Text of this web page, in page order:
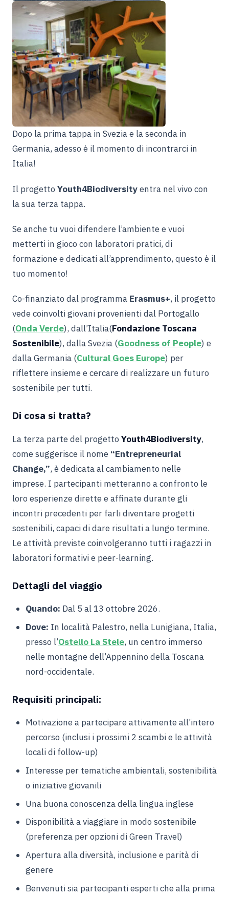
Dopo la prima tappa in Svezia e la seconda in
Germania, adesso è il momento di incontrarci in
Italia!
Il progettoYouth4Biodiversityentra nel vivo con
la sua terza tappa.
Se anche tu vuoi difendere l’ambiente e vuoi
metterti in gioco con laboratori pratici, di
formazione e dedicati all’apprendimento, questo è il
tuo momento!
Co-finanziato dal programma Erasmus+, il progetto
vede coinvolti giovani provenienti dal Portogallo
(Onda Verde), dall’Italia(Fondazione Toscana
Sostenibile), dalla Svezia (Goodness of People) e
dalla Germania (Cultural Goes Europe) per
riflettere insieme e cercare di realizzare un futuro
sostenibile per tutti.
Di cosa si tratta?
La terza parte del progettoYouth4Biodiversity,
come suggerisce il nome “Entrepreneurial
Change,”, è dedicata al cambiamento nelle
imprese. I partecipanti metteranno a confronto le
loro esperienze dirette e affinate durante gli
incontri precedenti per farli diventare progetti
sostenibili, capaci di dare risultati a lungo termine.
Le attività previste coinvolgeranno tutti i ragazzi in
laboratori formativi e peer-learning.
Dettagli del viaggio
Quando: Dal 5 al 13 ottobre 2026.
Dove: In località Palestro, nella Lunigiana, Italia,
presso l’Ostello La Stele, un centro immerso
nelle montagne dell’Appennino della Toscana
nord-occidentale.
Requisiti principali:
Motivazione a partecipare attivamente all’intero
percorso (inclusi i prossimi 2 scambi e le attività
locali di follow-up)
Interesse per tematiche ambientali, sostenibilità
o iniziative giovanili
Una buona conoscenza della lingua inglese
Disponibilità a viaggiare in modo sostenibile
(preferenza per opzioni di Green Travel)
Apertura alla diversità, inclusione e parità di
genere
Benvenuti sia partecipanti esperti che alla prima